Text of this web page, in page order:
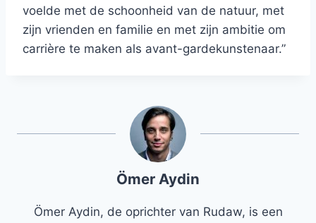
voelde met de schoonheid van de natuur, met
zijn vrienden en familie en met zijn ambitie om
carrière te maken als avant-gardekunstenaar.”
Ömer Aydin
Ömer Aydin, de oprichter van Rudaw, is een